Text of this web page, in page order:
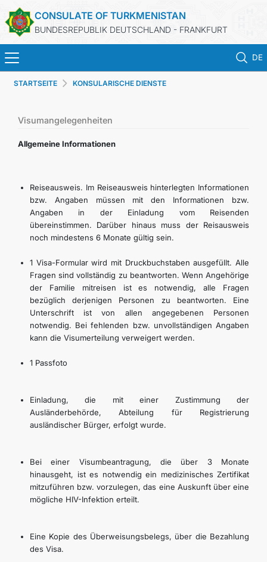
CONSULATE OF TURKMENISTAN
BUNDESREPUBLIK DEUTSCHLAND - FRANKFURT
DE
STARTSEITE
AKTUELLES
KONSULARISCHE DIENSTE
TURKMENISTAN
STARTSEITE KONSULARISCHE DIENSTE
Visumangelegenheiten
Allgemeine Informationen
Reiseausweis. Im Reiseausweis hinterlegten Informationen
bzw. Angaben müssen mit den Informationen bzw.
Angaben in der Einladung vom Reisenden
übereinstimmen. Darüber hinaus muss der Reisausweis
noch mindestens 6 Monate gültig sein.
1 Visa-Formular wird mit Druckbuchstaben ausgefüllt. Alle
Fragen sind vollständig zu beantworten. Wenn Angehörige
der Familie mitreisen ist es notwendig, alle Fragen
bezüglich derjenigen Personen zu beantworten. Eine
Unterschrift ist von allen angegebenen Personen
notwendig. Bei fehlenden bzw. unvollständigen Angaben
kann die Visumerteilung verweigert werden.
1 Passfoto
Einladung, die mit einer Zustimmung der
Ausländerbehörde, Abteilung für Registrierung
ausländischer Bürger, erfolgt wurde.
Bei einer Visumbeantragung, die über 3 Monate
hinausgeht, ist es notwendig ein medizinisches Zertifikat
mitzuführen bzw. vorzulegen, das eine Auskunft über eine
mögliche HIV-Infektion erteilt.
Eine Kopie des Überweisungsbelegs, über die Bezahlung
des Visa.